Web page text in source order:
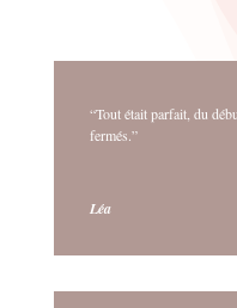
“Tout était parfait, du
fermés.”
Léa